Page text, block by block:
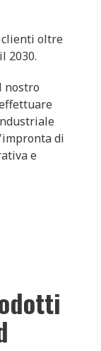
oltre
2030.
nostro
di
e